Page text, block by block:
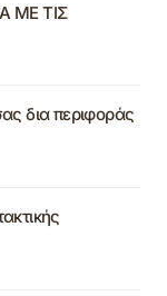
ΜΕ ΤΙΣ
δια περιφοράς